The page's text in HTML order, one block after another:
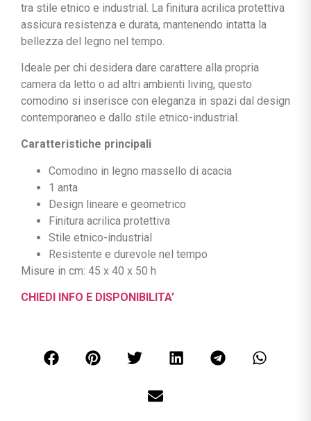
tra stile etnico e industrial. La finitura acrilica protettiva
assicura resistenza e durata, mantenendo intatta la
bellezza del legno nel tempo.
Ideale per chi desidera dare carattere alla propria
camera da letto o ad altri ambienti living, questo
comodino si inserisce con eleganza in spazi dal design
contemporaneo e dallo stile etnico-industrial.
Caratteristiche principali
Comodino in legno massello di acacia
1 anta
Design lineare e geometrico
Finitura acrilica protettiva
Stile etnico-industrial
Resistente e durevole nel tempo
Misure in cm: 45 x 40 x 50 h
CHIEDI INFO E DISPONIBILITA’